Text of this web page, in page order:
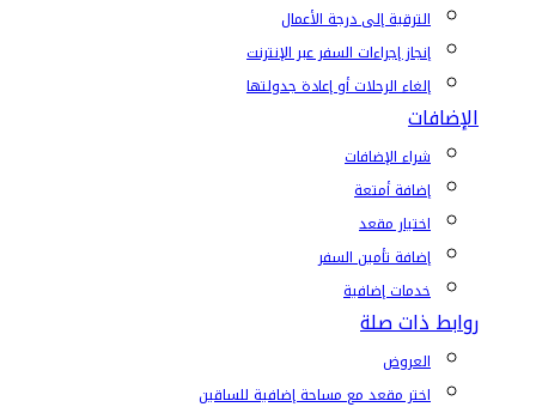
الترقية إلى درجة الأعمال
إنجاز إجراءات السفر عبر الإنترنت
إلغاء الرحلات أو إعادة جدولتها
الإضافات
شراء الإضافات
إضافة أمتعة
اختيار مقعد
إضافة تأمين السفر
خدمات إضافية
روابط ذات صلة
العروض
اختر مقعد مع مساحة إضافية للساقين